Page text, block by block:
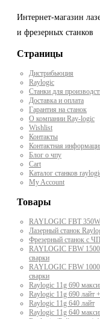
Интернет-магазин
и фрезерных станков
Страницы
Дистрибьюция
Raylogic
Станки для
Доставка и оплата
Гарантия на станок
О компании Ray-logic
Wishlist
Контакты
Контактная
Блог о чпу
Cart
Каталог станков
My Account
Товары
RAYLOGIC FBT 350W
Лазерный станок
Фрезерный станок с
RAYLOGIC FBW 1500
сварки
RAYLOGIC FBW 1000
сварки
Raylogic 11g 690
Raylogic 11g 690 лайт +
Raylogic 11g 640 лайт
Raylogic 11g 640